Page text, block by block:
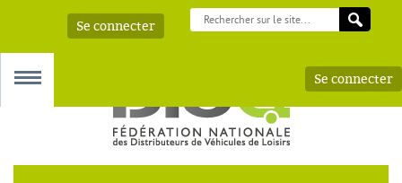
Se connecter
Se connecter